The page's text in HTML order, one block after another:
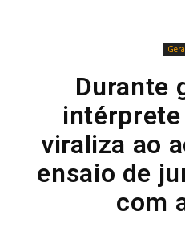
Durante
viraliza ao
ensaio de
com